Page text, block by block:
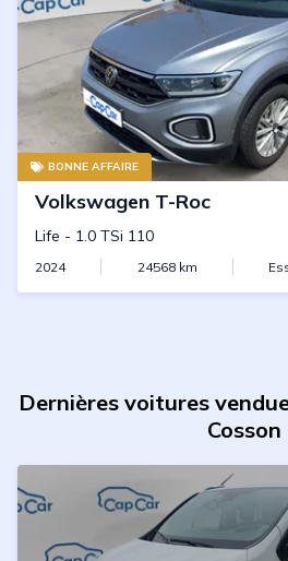
BONNE AFFAIRE
Volkswagen T-Roc
Life - 1.0 TSi 110
2024 24568km
Dernières voitures
Cosson